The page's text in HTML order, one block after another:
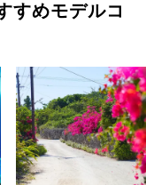
すめモデルコ